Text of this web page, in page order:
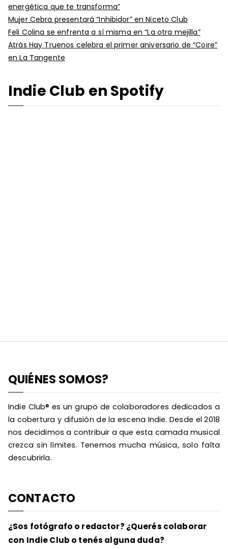
energética que te transforma”
Mujer Cebra presentará “Inhibidor” en Niceto Club
Feli Colina se enfrenta a sí misma en “La otra mejilla”
Atrás Hay Truenos celebra el primer aniversario de “Coire”
en La Tangente
Indie Club en Spotify
QUIÉNES SOMOS?
Indie Club® es un grupo de colaboradores dedicados a
la cobertura y difusión de la escena Indie. Desde el 2018
nos decidimos a contribuir a que esta camada musical
crezca sin límites. Tenemos mucha música, solo falta
descubrirla.
CONTACTO
¿Sos fotógrafo o redactor? ¿Querés colaborar
con Indie Club o tenés alguna duda?